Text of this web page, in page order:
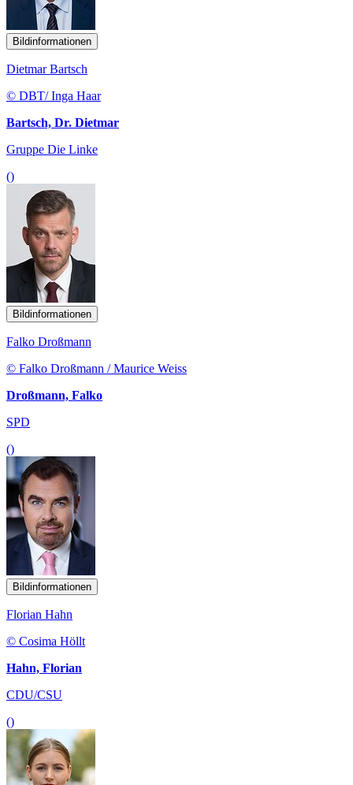
Bildinformationen
Dietmar Bartsch
© DBT/ Inga Haar
Bartsch, Dr. Dietmar
Gruppe Die Linke
()
Bildinformationen
Falko Droßmann
© Falko Droßmann / Maurice Weiss
Droßmann, Falko
SPD
()
Bildinformationen
Florian Hahn
© Cosima Höllt
Hahn, Florian
CDU/CSU
()